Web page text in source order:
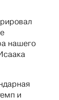
нашего
и